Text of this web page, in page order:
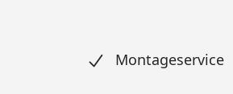
Montageservice